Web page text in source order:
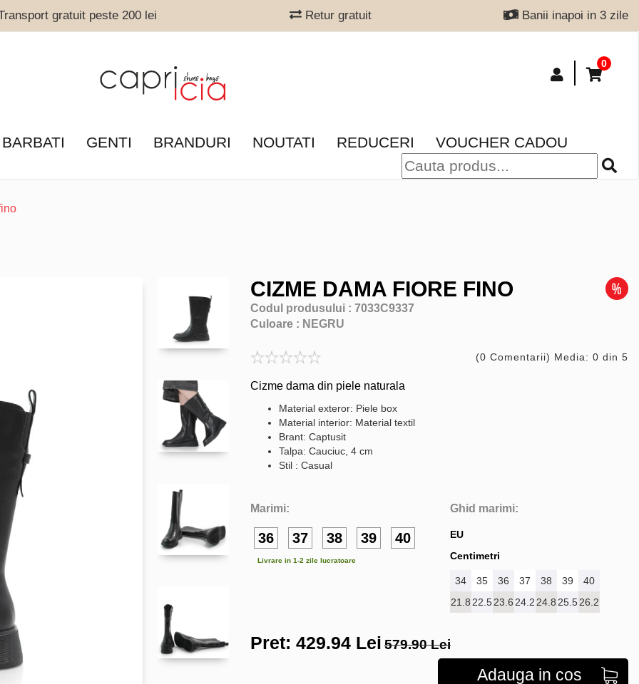
gratuit peste 200 lei Retur gratuit Banii inapoi in 3 zile
0
GENTI BRANDURI NOUTATI REDUCERI VOUCHER CADOU
CIZME DAMA FIORE FINO
Codul produsului : 7033C9337
Culoare : NEGRU
(0 Comentarii) Media: 0 din 5
Cizme dama din piele naturala
Material exteror: Piele box
Material interior: Material textil
Brant: Captusit
Talpa: Cauciuc, 4 cm
Stil : Casual
Marimi:
36 37 38 39 40
Livrare in 1-2 zile lucratoare
Ghid marimi:
EU
Centimetri
34 35 36 37 38 39
40
21.8 22.523.6 24.2 24.8 25.526.2
Pret: 429.94 Lei 579.90 Lei
Adauga in cos